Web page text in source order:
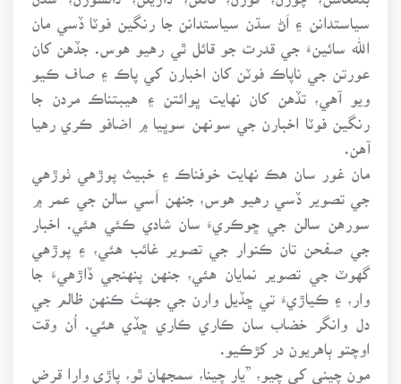
سياستدانن ۽ اَڻ سڌن سياستدانن جا رنگين فوٽا ڏسي مان
الله سائينءَ جي قدرت جو قائل ٿي رهيو هوس. جڏهن کان
عورتن جي ناپاڪ فوٽن کان اخبارن کي پاڪ ۽ صاف ڪيو
ويو آهي، تڏهن کان نهايت ڀوائتن ۽ هيبتناڪ مردن جا
رنگين فوٽا اخبارن جي سونهن سوڀيا ۾ اضافو ڪري رهيا
آهن.
مان غور سان هڪ نهايت خوفناڪ ۽ خبيث پوڙهي ٺوڙهي
جي تصوير ڏسي رهيو هوس، جنهن اَسي سالن جي عمر ۾
سورهن سالن جي ڇوڪريءَ سان شادي ڪئي هئي. اخبار
جي صفحن تان ڪنوار جي تصوير غائب هئي، ۽ پوڙهي
گهوٽ جي تصوير نمايان هئي، جنهن پنهنجي ڏاڙهيءَ جا
وار، ۽ ڪياڙيءَ تي ڇڏيل وارن جي جهـَـتَ ڪنهن ظالم جي
دل وانگر خضاب سان ڪاري ڪاري ڇڏي هئي. اُن وقت
اوچتو ٻاهريون در کڙڪيو.
مون چيني کي چيو، ”يار چينا، سمجهان ٿو، پاڙي وارا قرض